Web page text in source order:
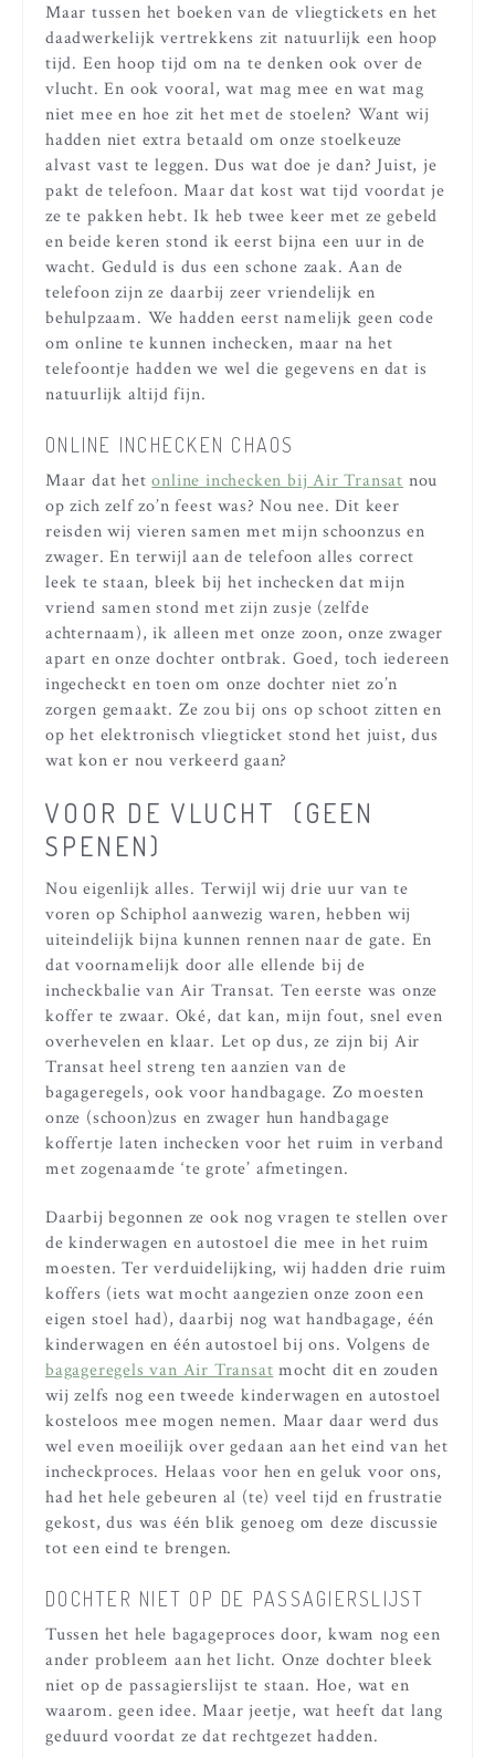
Maar tussen het boeken van de vliegtickets en het
daadwerkelijk vertrekkens zit natuurlijk een hoop
tijd. Een hoop tijd om na te denken ook over de
vlucht. En ook vooral, wat mag mee en wat mag
niet mee en hoe zit het met de stoelen? Want wij
hadden niet extra betaald om onze stoelkeuze
alvast vast te leggen. Dus wat doe je dan? Juist, je
pakt de telefoon. Maar dat kost wat tijd voordat je
ze te pakken hebt. Ik heb twee keer met ze gebeld
en beide keren stond ik eerst bijna een uur in de
wacht. Geduld is dus een schone zaak. Aan de
telefoon zijn ze daarbij zeer vriendelijk en
behulpzaam. We hadden eerst namelijk geen code
om online te kunnen inchecken, maar na het
telefoontje hadden we wel die gegevens en dat is
natuurlijk altijd fijn.
ONLINE INCHECKEN CHAOS
Maar dat hetonline inchecken bij Air Transat nou
op zich zelf zo’n feest was? Nou nee. Dit keer
reisden wij vieren samen met mijn schoonzus en
zwager. En terwijl aan de telefoon alles correct
leek te staan, bleek bij het inchecken dat mijn
vriend samen stond met zijn zusje (zelfde
achternaam), ik alleen met onze zoon, onze zwager
apart en onze dochter ontbrak. Goed, toch iedereen
ingecheckt en toen om onze dochter niet zo’n
zorgen gemaakt. Ze zou bij ons op schoot zitten en
op het elektronisch vliegticket stond het juist, dus
wat kon er nou verkeerd gaan?
VOOR DE VLUCHT
(GEEN
SPENEN)
Nou eigenlijk alles. Terwijl wij drie uur van te
voren op Schiphol aanwezig waren, hebben wij
uiteindelijk bijna kunnen rennen naar de gate. En
dat voornamelijk door alle ellende bij de
incheckbalie van Air Transat. Ten eerste was onze
koffer te zwaar. Oké, dat kan, mijn fout, snel even
overhevelen en klaar. Let op dus, ze zijn bij Air
Transat heel streng ten aanzien van de
bagageregels, ook voor handbagage. Zo moesten
onze (schoon)zus en zwager hun handbagage
koffertje laten inchecken voor het ruim in verband
met zogenaamde ‘te grote’ afmetingen.
Daarbij begonnen ze ook nog vragen te stellen over
de kinderwagen en autostoel die mee in het ruim
moesten. Ter verduidelijking, wij hadden drie ruim
koffers (iets wat mocht aangezien onze zoon een
eigen stoel had), daarbij nog wat handbagage, één
kinderwagen en één autostoel bij ons. Volgens de
bagageregels van Air Transatmocht dit en zouden
wij zelfs nog een tweede kinderwagen en autostoel
kosteloos mee mogen nemen. Maar daar werd dus
wel even moeilijk over gedaan aan het eind van het
incheckproces. Helaas voor hen en geluk voor ons,
had het hele gebeuren al (te) veel tijd en frustratie
gekost, dus was één blik genoeg om deze discussie
tot een eind te brengen.
DOCHTER NIET OP DE PASSAGIERSLIJST
Tussen het hele bagageproces door, kwam nog een
ander probleem aan het licht. Onze dochter bleek
niet op de passagierslijst te staan. Hoe, wat en
waarom. geen idee. Maar jeetje, wat heeft dat lang
geduurd voordat ze dat rechtgezet hadden.